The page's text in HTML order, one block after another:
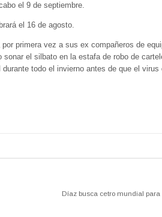
el 9 de septiembre.
el 16 de agosto.
primera vez a sus ex compañeros de
el silbato en la estafa de robo de
todo el invierno antes de que el virus
Díaz busca cetro mundial